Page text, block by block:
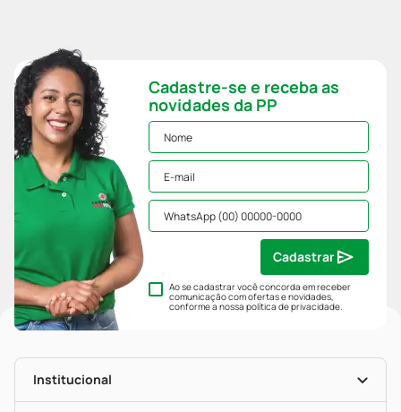
Cadastre-se e receba as
novidades da PP
Ao se cadastrar você concorda em receber
comunicação com ofertas e novidades,
conforme a nossapolítica de privacidade.
Cadastrar
Institucional
História